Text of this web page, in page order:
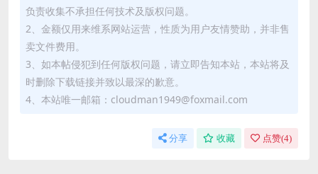
负责收集不承担任何技术及版权问题。
2、金额仅用来维系网站运营，性质为用户友情赞助，并非售
卖文件费用。
3、如本帖侵犯到任何版权问题，请立即告知本站，本站将及
时删除下载链接并致以最深的歉意。
4、本站唯一邮箱：cloudman1949@foxmail.com
分享 收藏 点赞(4)